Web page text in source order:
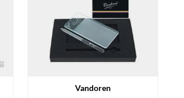
Vandoren